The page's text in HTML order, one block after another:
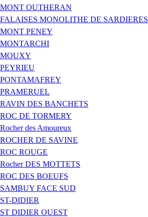
MONT OUTHERAN
FALAISES MONOLITHE DE SARDIERES
MONT PENEY
MONTARCHI
MOUXY
PEYRIEU
PONTAMAFREY
PRAMERUEL
RAVIN DES BANCHETS
ROC DE TORMERY
Rocher des Amoureux
ROCHER DE SAVINE
ROC ROUGE
Rocher DES MOTTETS
ROC DES BOEUFS
SAMBUY FACE SUD
ST-DIDIER
ST DIDIER OUEST